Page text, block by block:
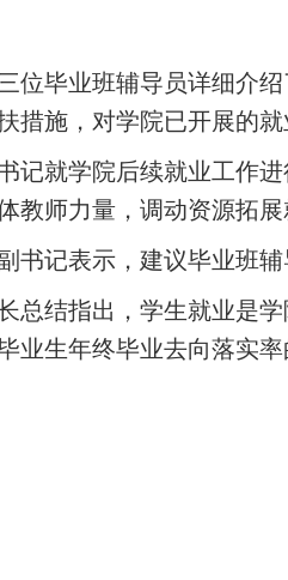
位毕业班辅导员详细介绍
措施， 对学院已开展的就
记就学院后续就业工作
教师力量，调动资源拓
书记表示，建议毕业班
总结指出，学生就业是
业生年终毕业去向落实率